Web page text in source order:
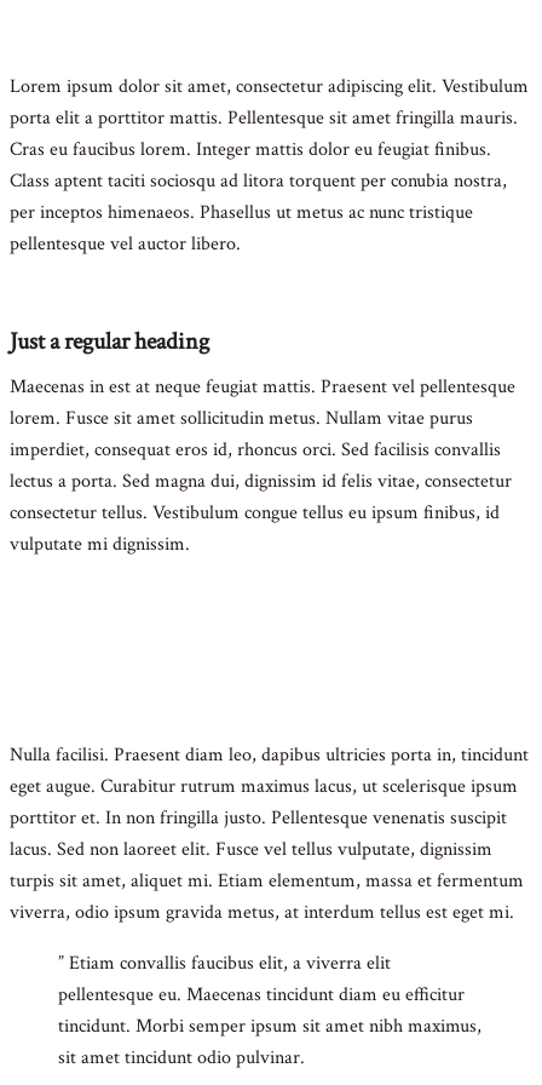
Lorem ipsum dolor sit amet, consectetur adipiscing elit. Vestibulum
porta elit a porttitor mattis. Pellentesque sit amet fringilla mauris.
Cras eu faucibus lorem. Integer mattis dolor eu feugiat finibus.
Class aptent taciti sociosqu ad litora torquent per conubia nostra,
per inceptos himenaeos. Phasellus ut metus ac nunc tristique
pellentesque vel auctor libero.
Just a regular heading
Maecenas in est at neque feugiat mattis. Praesent vel pellentesque
lorem. Fusce sit amet sollicitudin metus. Nullam vitae purus
imperdiet, consequat eros id, rhoncus orci. Sed facilisis convallis
lectus a porta. Sed magna dui, dignissim id felis vitae, consectetur
consectetur tellus. Vestibulum congue tellus eu ipsum finibus, id
vulputate mi dignissim.
Nulla facilisi. Praesent diam leo, dapibus ultricies porta in, tincidunt
eget augue. Curabitur rutrum maximus lacus, ut scelerisque ipsum
porttitor et. In non fringilla justo. Pellentesque venenatis suscipit
lacus. Sed non laoreet elit. Fusce vel tellus vulputate, dignissim
turpis sit amet, aliquet mi. Etiam elementum, massa et fermentum
viverra, odio ipsum gravida metus, at interdum tellus est eget mi.
” Etiam convallis faucibus elit, a viverra elit
pellentesque eu. Maecenas tincidunt diam eu efficitur
tincidunt. Morbi semper ipsum sit amet nibh maximus,
sit amet tincidunt odio pulvinar.